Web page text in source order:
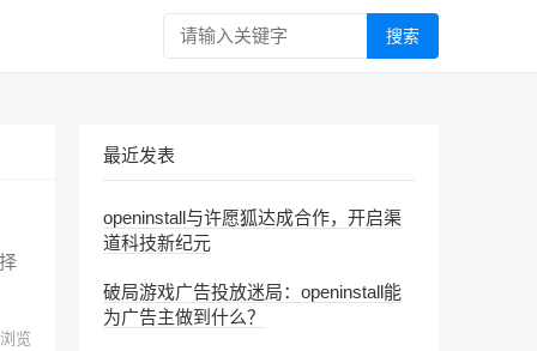
搜索
浏览
最近发表
openinstall与许愿狐达成合作，开启渠
道科技新纪元
破局游戏广告投放迷局：openinstall能
为广告主做到什么？